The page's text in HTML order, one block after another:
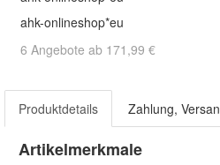
ahk-onlineshop*eu
6 Angebote ab 171,99 €
Produktdetails Zahlung,
Artikelmerkmale